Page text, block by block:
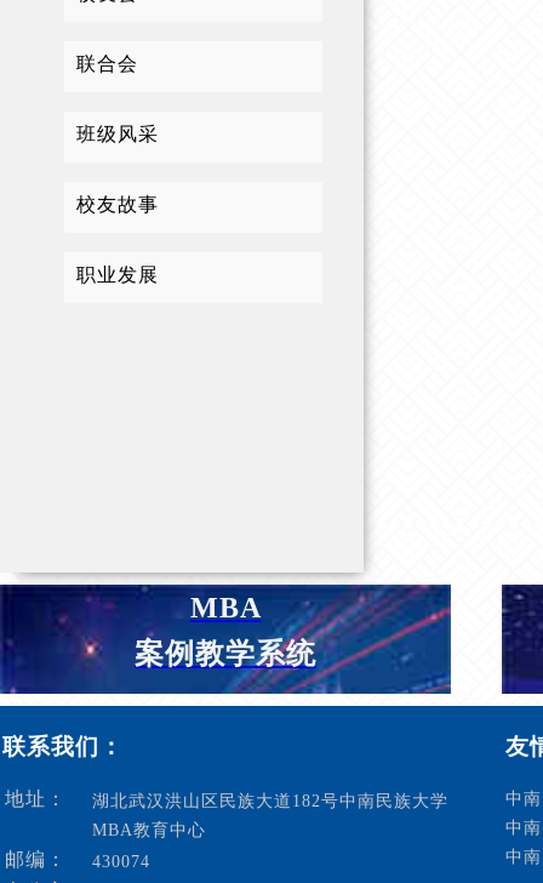
联合会
班级风采
校友故事
职业发展
MBA
案例教学系统
联系我们：
地址：
湖北武汉洪山区民族大道182号中南民族大学
MBA教育中心
邮编： 430074
友
中
中
中